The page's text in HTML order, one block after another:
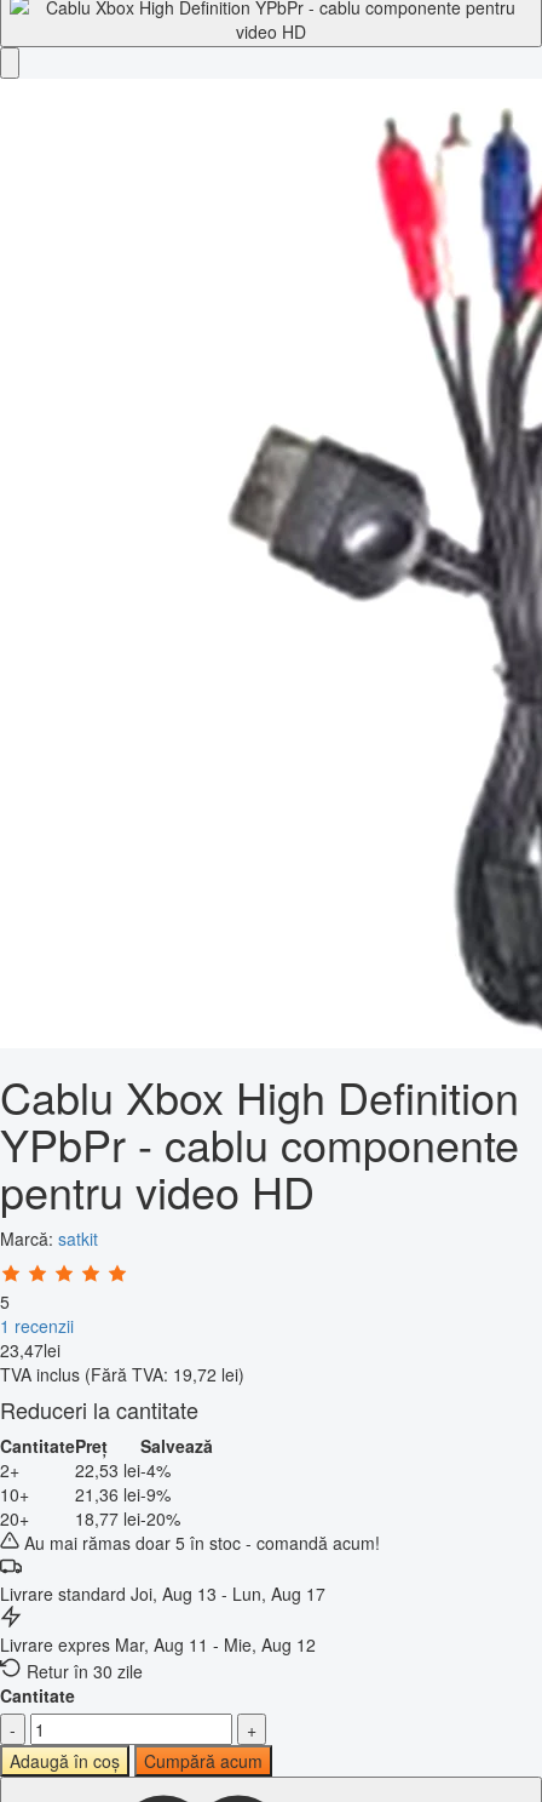
Cablu Xbox High Definition
YPbPr - cablu componente
pentru video HD
Marcă: satkit
5
1 recenzii
23,47lei
TVA inclus (Fără TVA: 19,72 lei)
Reduceri la cantitate
CantitatePreț
Salvează
2+
22,53 lei-4%
10+
21,36 lei-9%
20+
18,77 lei-20%
Au mai rămas doar 5 în stoc - comandă acum!
Livrare standard Joi, Aug 13 - Lun, Aug 17
Livrare expres Mar, Aug 11 - Mie, Aug 12
Retur în 30 zile
Cantitate
-
+
Adaugă în coș
Cumpără acum